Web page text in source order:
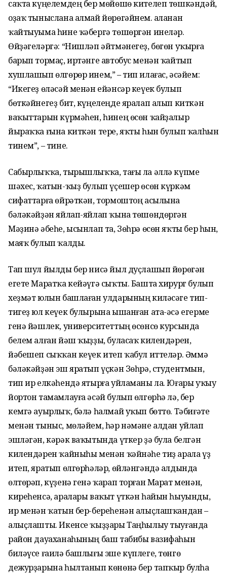
саҡта күңелемдең бер мөйөшө кителеп төшкәндәй,
оҙаҡ тыныслана алмай йөрөгәйнем. Ҡаланан
ҡайтыуыма һине ҡәбергә төшөргән инеләр.
Өйҙәгеләргә: “Нишләп әйтмәнегеҙ, бөгөн уҡырға
барып тормаҫ, иртәнге автобус менән ҡайтып
хушлашып өлгөрөр инем,” – тип илағас, әсәйем:
“Икегеҙ өләсәй менән ейәнсәр кеүек булып
бөткәйнегеҙ бит, күңелеңде яралап алып киткән
ваҡыттарын күрмәһен, һинең өсөн ҡайҙалыр
йыраҡҡа ғына киткән тере, яҡты һын булып ҡалһын
тинем”, – тине.
Сабырлыҡҡа, тырышлыҡҡа, тағы ла әллә күпме
шәхес, ҡатын-ҡыҙ булып үҫешер өсөн күркәм
сифаттарға өйрәткән, тормоштоң асылына
бәләкәйҙән яйлап-яйлап ҡына төшөндөргән
Мәҙинә әбеһе, ысынлап та, Зөһрә өсөн яҡты бер һын,
маяҡ булып ҡалды.
Тап шул йылды бер нисә йыл дуҫлашып йөрөгән
егете Маратҡа кейәүгә сыҡты. Башта хирург булып
хеҙмәт юлын башлаған улдарының киләсәге тип-
тигеҙ юл кеүек булырына ышанған ата-әсә егерме
генә йәшлек, университеттың өсөнсө курсында
белем алған йәш ҡыҙҙы, буласаҡ килендәрен,
йәбешеп сыҡҡан кеүек итеп ҡабул иттеләр. Әммә
бәләкәйҙән эш яратып үҫкән Зөһрә, студентмын,
тип ир елкәһендә ятырға уйламаны ла. Юғары уҡыу
йортон тамамлауға әсәй булып өлгөрһә лә, бер
кемгә ауырлыҡ, бәлә һалмай уҡып бөттө. Тәбиғәте
менән тыныс, мөләйем, һәр нәмәне алдан уйлап
эшләгән, кәрәк ваҡытында үткер ҙә була белгән
килендәрен ҡайныһы менән ҡәйнәһе тиҙ арала үҙ
итеп, яратып өлгөрһәләр, өйләнгәндә алдында
өлтөрәп, күҙенә генә ҡарап торған Марат менән,
киреһенсә, аралары ваҡыт үткән һайын һыуынды,
ир менән ҡатын бер-береһенән алыҫлашҡандан –
алыҫлашты. Икенсе ҡыҙҙары Таңһылыу тыуғанда
район дауаханаһының баш табибы вазифаһын
биләүсе ғаилә башлығы эше күплеге, төнгө
дежурҙарына һылтанып көнөнә бер тапҡыр булһа